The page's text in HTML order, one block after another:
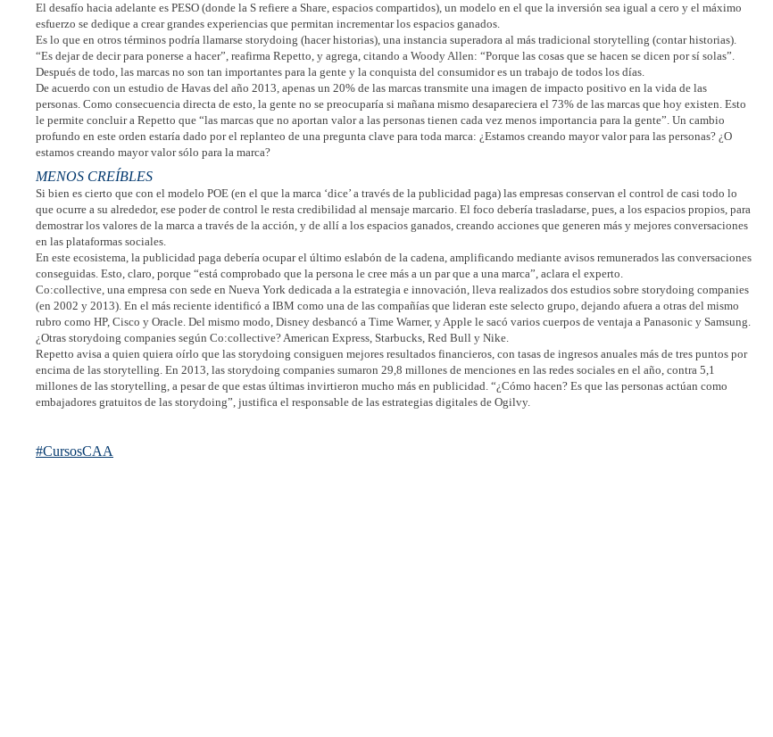
El desafío hacia adelante es PESO (donde la S refiere a Share, espacios compartidos), un modelo en el que la inversión sea igual a cero y el máximo
esfuerzo se dedique a crear grandes experiencias que permitan incrementar los espacios ganados.
Es lo que en otros términos podría llamarse storydoing (hacer historias), una instancia superadora al más tradicional storytelling (contar historias).
“Es dejar de decir para ponerse a hacer”, reafirma Repetto, y agrega, citando a Woody Allen: “Porque las cosas que se hacen se dicen por sí solas”.
Después de todo, las marcas no son tan importantes para la gente y la conquista del consumidor es un trabajo de todos los días.
De acuerdo con un estudio de Havas del año 2013, apenas un 20% de las marcas transmite una imagen de impacto positivo en la vida de las
personas. Como consecuencia directa de esto, la gente no se preocuparía si mañana mismo desapareciera el 73% de las marcas que hoy existen. Esto
le permite concluir a Repetto que “las marcas que no aportan valor a las personas tienen cada vez menos importancia para la gente”. Un cambio
profundo en este orden estaría dado por el replanteo de una pregunta clave para toda marca: ¿Estamos creando mayor valor para las personas? ¿O
estamos creando mayor valor sólo para la marca?
MENOS CREÍBLES
Si bien es cierto que con el modelo POE (en el que la marca ‘dice’ a través de la publicidad paga) las empresas conservan el control de casi todo lo
que ocurre a su alrededor, ese poder de control le resta credibilidad al mensaje marcario. El foco debería trasladarse, pues, a los espacios propios, para
demostrar los valores de la marca a través de la acción, y de allí a los espacios ganados, creando acciones que generen más y mejores conversaciones
en las plataformas sociales.
En este ecosistema, la publicidad paga debería ocupar el último eslabón de la cadena, amplificando mediante avisos remunerados las conversaciones
conseguidas. Esto, claro, porque “está comprobado que la persona le cree más a un par que a una marca”, aclara el experto.
Co:collective, una empresa con sede en Nueva York dedicada a la estrategia e innovación, lleva realizados dos estudios sobre storydoing companies
(en 2002 y 2013). En el más reciente identificó a IBM como una de las compañías que lideran este selecto grupo, dejando afuera a otras del mismo
rubro como HP, Cisco y Oracle. Del mismo modo, Disney desbancó a Time Warner, y Apple le sacó varios cuerpos de ventaja a Panasonic y Samsung.
¿Otras storydoing companies según Co:collective? American Express, Starbucks, Red Bull y Nike.
Repetto avisa a quien quiera oírlo que las storydoing consiguen mejores resultados financieros, con tasas de ingresos anuales más de tres puntos por
encima de las storytelling. En 2013, las storydoing companies sumaron 29,8 millones de menciones en las redes sociales en el año, contra 5,1
millones de las storytelling, a pesar de que estas últimas invirtieron mucho más en publicidad. “¿Cómo hacen? Es que las personas actúan como
embajadores gratuitos de las storydoing”, justifica el responsable de las estrategias digitales de Ogilvy.
#CursosCAA